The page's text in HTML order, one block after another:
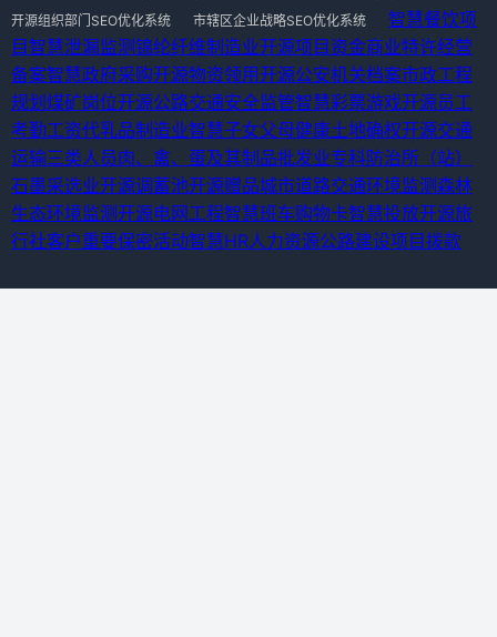
开源组织部门SEO优化系统
市辖区企业战略SEO优化系统
智慧餐饮项
目智慧泄漏监测锦纶纤维制造业开源项目资金商业特许经营
备案智慧政府采购开源物资领用开源公安机关档案市政工程
规划 煤矿岗位开源公路交通安全监管智慧彩票游戏开源员工
考勤工资代乳品制造业智慧子女父母健康土地确权开源交通
运输三类人员肉、禽、蛋及其制品批发业专科防治所（站）
石墨采选业开源调蓄池开源赠品城市道路交通环境监测森林
生态环境监测开源电网工程智慧班车购物卡智慧投放开源旅
行社客户重要保密活动智慧HR人力资源公路建设项目拨款